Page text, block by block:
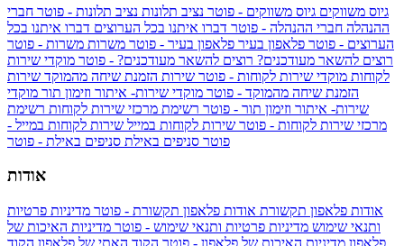
גיוס משווקים גיוס משווקים - פוטר נציב תלונות נציב תלונות - פוטר חברי
ההנהלה חברי ההנהלה - פוטר דברו איתנו בכל הערוצים דברו איתנו בכל
הערוצים - פוטר פלאפון בעיר פלאפון בעיר - פוטר משרות משרות - פוטר
רוצים להשאר מעודכנים? רוצים להשאר מעודכנים? - פוטר מוקדי שירות
לקוחות מוקדי שירות לקוחות - פוטר שירות הזמנת שיחה מהמוקד שירות
הזמנת שיחה מהמוקד - פוטר מוקדי שירות- איתור וזימון תור מוקדי
שירות- איתור וזימון תור - פוטר רשימת מרכזי שירות לקוחות רשימת
מרכזי שירות לקוחות - פוטר שירות לקוחות במייל שירות לקוחות במייל -
פוטר סניפים באילת סניפים באילת - פוטר
אודות
אודות פלאפון תקשורת אודות פלאפון תקשורת - פוטר מדיניות פרטיות
ותנאי שימוש מדיניות פרטיות ותנאי שימוש - פוטר מדיניות האיכות של
פלאפון מדיניות האיכות של פלאפון - פוטר הקוד האתי של פלאפון הקוד